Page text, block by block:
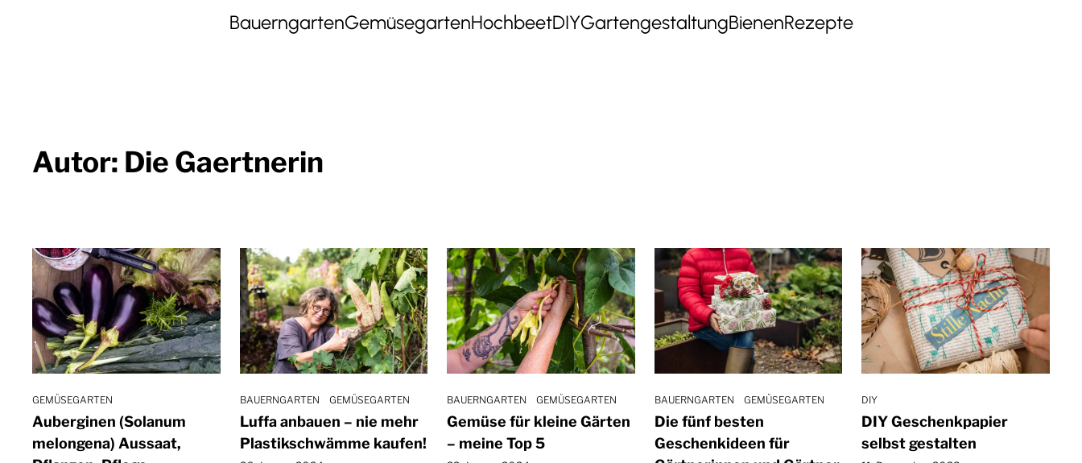
BauerngartenGemüsegartenHochbeetDIYGartengestaltungBienenRezepte
Autor: Die Gaertnerin
GEMÜSEGARTEN
Auberginen (Solanum
melongena) Aussaat,
BAUERNGARTEN GEMÜSEGARTEN
Luffa anbauen – nie mehr
Plastikschwämme kaufen!
BAUERNGARTEN GEMÜSEGARTEN
Gemüse für kleine Gärten
– meine Top 5
BAUERNGARTEN GEMÜSEGARTEN
Die fünf besten
Geschenkideen für
DIY
DIY Geschenkpapier
selbst gestalten